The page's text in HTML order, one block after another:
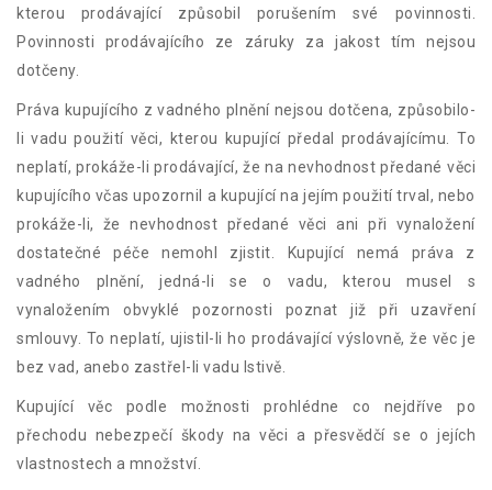
kterou prodávající způsobil porušením své povinnosti.
Povinnosti prodávajícího ze záruky za jakost tím nejsou
dotčeny.
Práva kupujícího z vadného plnění nejsou dotčena, způsobilo-
li vadu použití věci, kterou kupující předal prodávajícímu. To
neplatí, prokáže-li prodávající, že na nevhodnost předané věci
kupujícího včas upozornil a kupující na jejím použití trval, nebo
prokáže-li, že nevhodnost předané věci ani při vynaložení
dostatečné péče nemohl zjistit. Kupující nemá práva z
vadného plnění, jedná-li se o vadu, kterou musel s
vynaložením obvyklé pozornosti poznat již při uzavření
smlouvy. To neplatí, ujistil-li ho prodávající výslovně, že věc je
bez vad, anebo zastřel-li vadu lstivě.
Kupující věc podle možnosti prohlédne co nejdříve po
přechodu nebezpečí škody na věci a přesvědčí se o jejích
vlastnostech a množství.